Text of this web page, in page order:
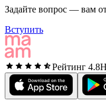
Задайте вопрос — вам
Вступить
Рейтинг 4.8